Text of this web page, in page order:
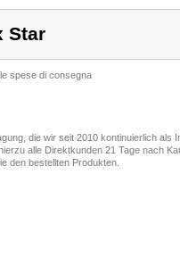
Star
spese di consegna
die wir seit 2010 kontinuierlich als
alle Direktkunden 21 Tage nach
den bestellten Produkten.